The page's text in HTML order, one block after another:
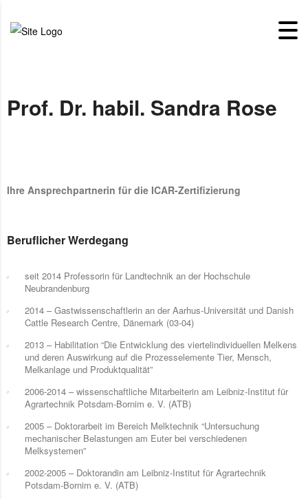
Prof. Dr. habil. Sandra Rose
Ihre Ansprechpartnerin für die ICAR-Zertifizierung
Beruflicher Werdegang
seit 2014 Professorin für Landtechnik an der Hochschule
Neubrandenburg
2014 – Gastwissenschaftlerin an der Aarhus-Universität und Danish
Cattle Research Centre, Dänemark (03-04)
2013 – Habilitation “Die Entwicklung des viertelindividuellen Melkens
und deren Auswirkung auf die Prozesselemente Tier, Mensch,
Melkanlage und Produktqualität”
2006-2014 – wissenschaftliche Mitarbeiterin am Leibniz-Institut für
Agrartechnik Potsdam-Bornim e. V. (ATB)
2005 – Doktorarbeit im Bereich Melktechnik “Untersuchung
mechanischer Belastungen am Euter bei verschiedenen
Melksystemen”
2002-2005 – Doktorandin am Leibniz-Institut für Agrartechnik
Potsdam-Bornim e. V. (ATB)